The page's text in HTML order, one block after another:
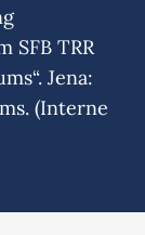
SFB TRR
Jena:
(Interne